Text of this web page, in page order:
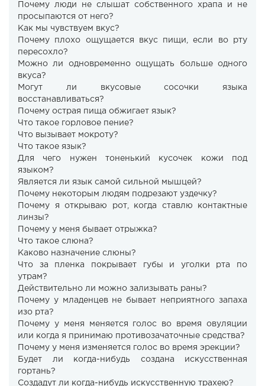
Почему люди не слышат собственного храпа и не
просыпаются от него?
Как мы чувствуем вкус?
Почему плохо ощущается вкус пищи, если во рту
пересохло?
Можно ли одновременно ощущать больше одного
вкуса?
Могут ли вкусовые сосочки языка
восстанавливаться?
Почему острая пища обжигает язык?
Что такое горловое пение?
Что вызывает мокроту?
Что такое язык?
Для чего нужен тоненький кусочек кожи под
языком?
Является ли язык самой сильной мышцей?
Почему некоторым людям подрезают уздечку?
Почему я открываю рот, когда ставлю контактные
линзы?
Почему у меня бывает отрыжка?
Что такое слюна?
Каково назначение слюны?
Что за пленка покрывает губы и уголки рта по
утрам?
Действительно ли можно зализывать раны?
Почему у младенцев не бывает неприятного запаха
изо рта?
Почему у меня меняется голос во время овуляции
или когда я принимаю противозачаточные средства?
Почему у меня изменяется голос во время эрекции?
Будет ли когда-нибудь создана искусственная
гортань?
Создадут ли когда-нибудь искусственную трахею?